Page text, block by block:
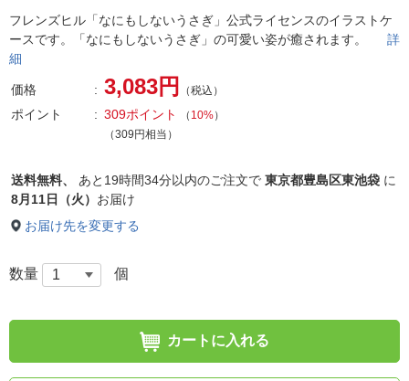
フレンズヒル「なにもしないうさぎ」公式ライセンスのイラストケ
ースです。「なにもしないうさぎ」の可愛い姿が癒されます。 詳
細
価格 3,083円 （税込）
ポイント 309ポイント （ 10%）
（309円相当）
送料無料、 あと 19時間34分以内のご注文で 東京都豊島区東池袋 に
8月11日（火） お届け
お届け先を変更する
数量 個
カートに入れる